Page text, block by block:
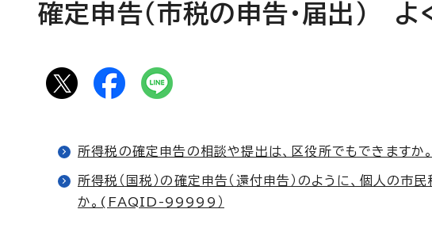
確定申告（市税の申告・届出）
所得税の確定申告の相談や提出は、区役所でもできます
所得税（国税）の確定申告（還付申告）のように、個人の市
か。(FAQID-99999）